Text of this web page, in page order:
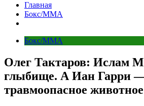
Главная
Бокс/MMA
Бокс/MMA
Олег Тактаров: Ислам
глыбище. А Иан Гарри
травмоопасное животное